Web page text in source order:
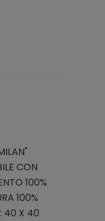
CON
100%
100%
: 40 X 40